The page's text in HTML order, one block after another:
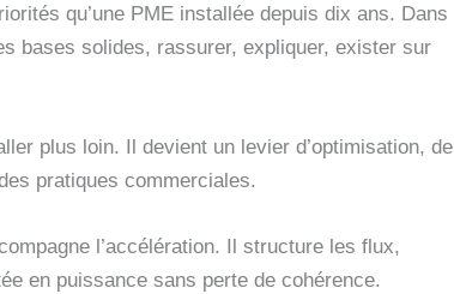
qu’une PME installée depuis dix ans. Dans
bases solides, rassurer, expliquer, exister sur
plus loin. Il devient un levier d’optimisation, de
pratiques commerciales.
l’accélération. Il structure les flux,
en puissance sans perte de cohérence.